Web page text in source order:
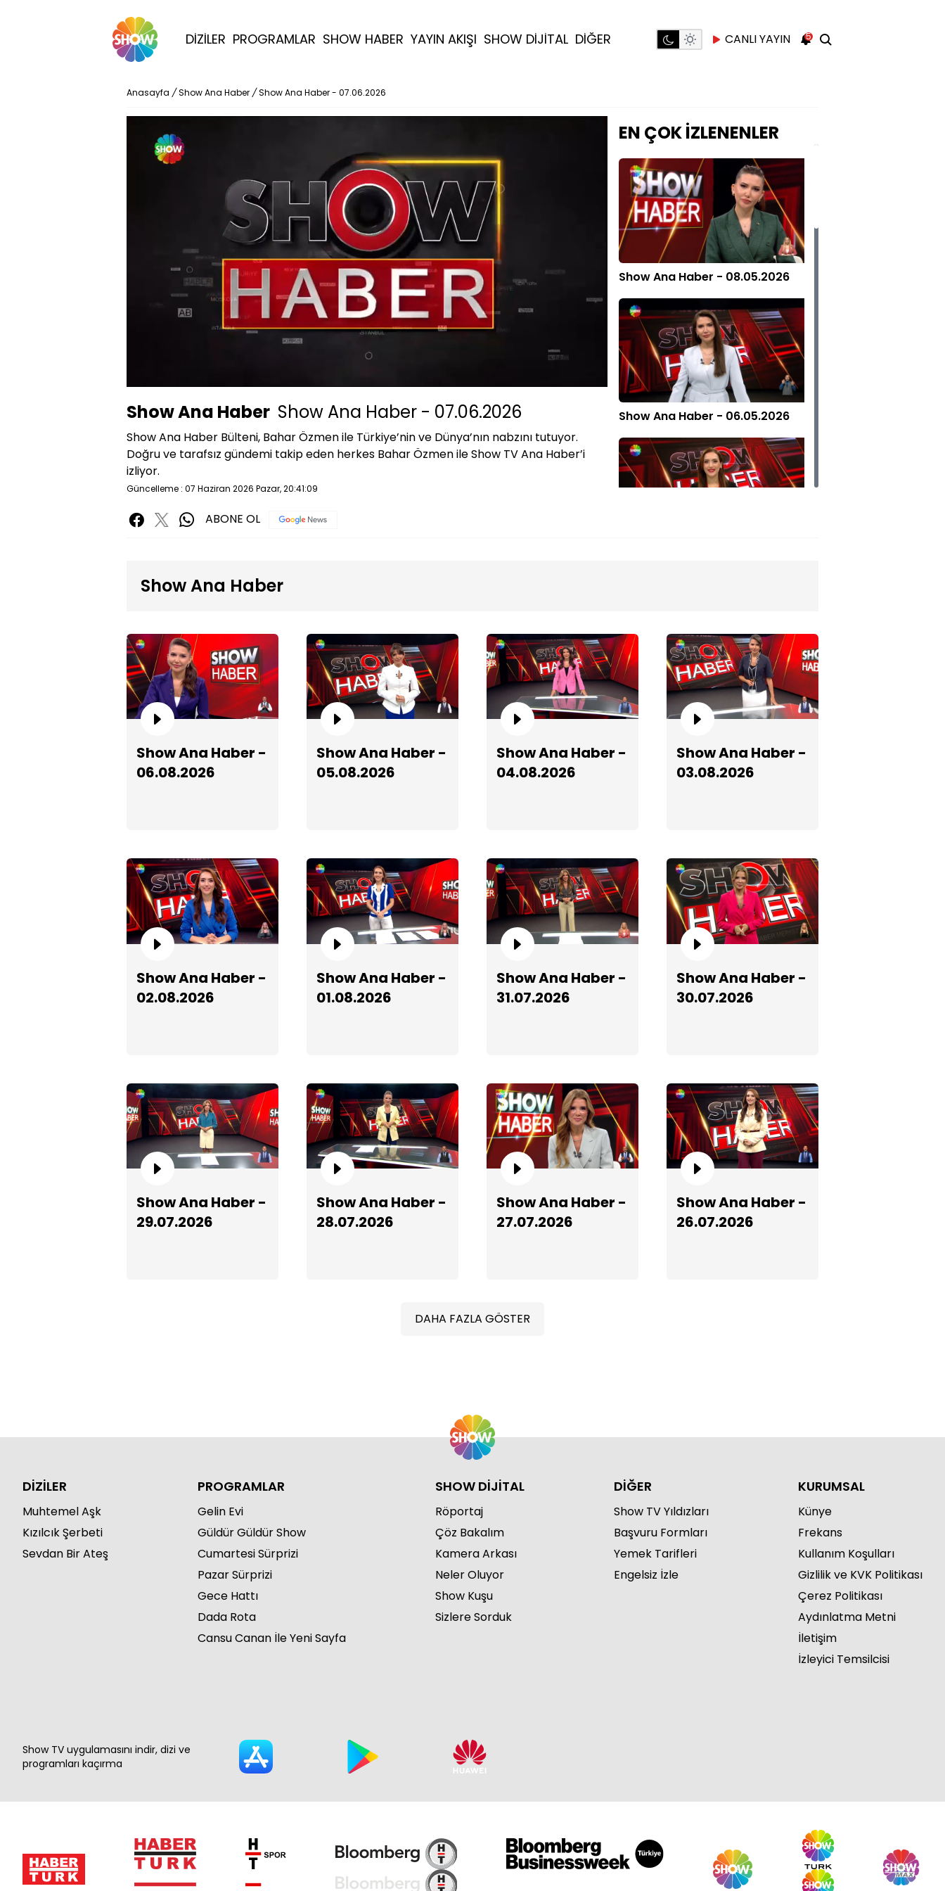
DİZİLER PROGRAMLAR SHOW HABER YAYIN AKIŞI SHOW DİJİTAL DİĞER CANLI YAYIN 5
Anasayfa / Show Ana Haber / Show Ana Haber - 07.06.2026
Show Ana Haber Show Ana Haber - 07.06.2026
Show Ana Haber Bülteni, Bahar Özmen ile Türkiye’nin ve Dünya’nın nabzını tutuyor.
Doğru ve tarafsız gündemi takip eden herkes Bahar Özmen ile Show TV Ana Haber’i
izliyor.
Güncelleme : 07 Haziran 2026 Pazar, 20:41:09
ABONE OL
EN ÇOK İZLENENLER
Show Ana Haber - 08.05.2026
Show Ana Haber - 06.05.2026
Show Ana Haber - 03.06.2026
Show Ana Haber - 30.05.2026
Show Ana Haber - 24.05.2026
Show Ana Haber - 01.06.2026
Show Ana Haber
Show Ana Haber -
06.08.2026
Show Ana Haber -
05.08.2026
Show Ana Haber -
04.08.2026
Show Ana Haber -
03.08.2026
Show Ana Haber -
02.08.2026
Show Ana Haber -
01.08.2026
Show Ana Haber -
31.07.2026
Show Ana Haber -
30.07.2026
Show Ana Haber -
29.07.2026
Show Ana Haber -
28.07.2026
Show Ana Haber -
27.07.2026
Show Ana Haber -
26.07.2026
DAHA FAZLA GÖSTER
DİZİLER
Muhtemel Aşk
Kızılcık Şerbeti
Sevdan Bir Ateş
PROGRAMLAR
Gelin Evi
Güldür Güldür Show
Cumartesi Sürprizi
Pazar Sürprizi
Gece Hattı
Dada Rota
Cansu Canan İle Yeni Sayfa
SHOW DİJİTAL
Röportaj
Çöz Bakalım
Kamera Arkası
Neler Oluyor
Show Kuşu
Sizlere Sorduk
DİĞER
Show TV Yıldızları
Başvuru Formları
Yemek Tarifleri
Engelsiz İzle
KURUMSAL
Künye
Frekans
Kullanım Koşulları
Gizlilik ve KVK Politikası
Çerez Politikası
Aydınlatma Metni
İletişim
İzleyici Temsilcisi
Show TV uygulamasını indir, dizi ve
programları kaçırma